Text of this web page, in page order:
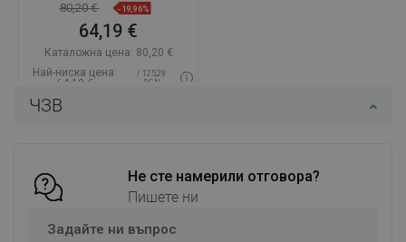
ЧЗВ
Не сте намерили отговора?
Пишете ни
Задайте ни въпрос
80,20 € -19,96%
64,19 €
Каталожна цена: 80,20 €
Най-ниска цена:
64,19 €
/ 125,29
BGN
Наличност:
favorite_border Любима
Сравнете